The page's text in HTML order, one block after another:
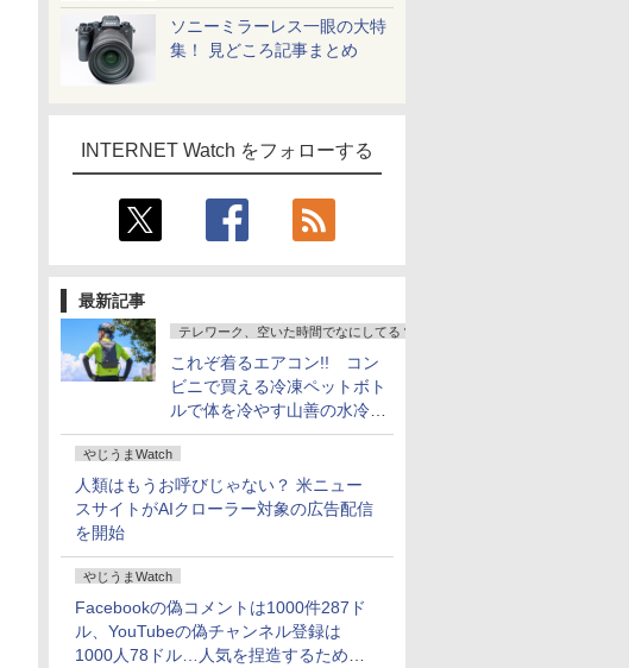
ソニーミラーレス一眼の大特
集！ 見どころ記事まとめ
INTERNET Watch をフォローする
最新記事
テレワーク、空いた時間でなにしてる？
これぞ着るエアコン!! コン
ビニで買える冷凍ペットボト
ルで体を冷やす山善の水冷ベ
ストがロードバイクにちょう
どいい【ぼっち・ざ・ろー
ど！その14】
やじうまWatch
人類はもうお呼びじゃない？ 米ニュー
スサイトがAIクローラー対象の広告配信
を開始
やじうまWatch
Facebookの偽コメントは1000件287ド
ル、YouTubeの偽チャンネル登録は
1000人78ドル…人気を捏造するための